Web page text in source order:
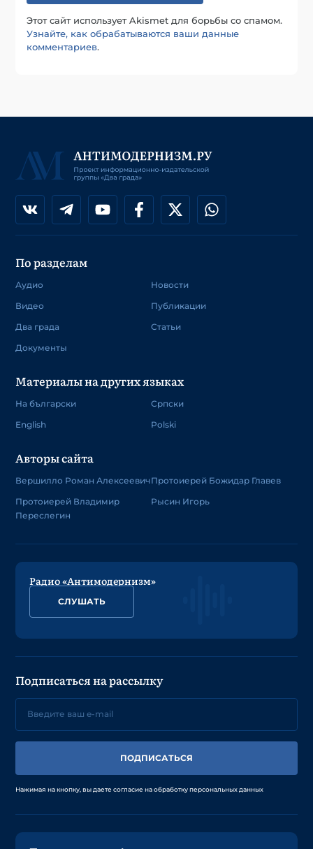
Этот сайт использует Akismet для борьбы со спамом.
Узнайте, как обрабатываются ваши данные
комментариев.
По разделам
Аудио
Видео
Два града
Документы
Новости
Публикации
Статьи
Материалы на других языках
На български
English
Српски
Polski
Авторы сайта
Вершилло Роман Алексеевич
Протоиерей Владимир
Переслегин
Протоиерей Божидар Главев
Рысин Игорь
Радио «Антимодернизм»
СЛУШАТЬ
Подписаться на рассылку
ПОДПИСАТЬСЯ
Нажимая на кнопку, вы даете согласие на обработку персональных данных